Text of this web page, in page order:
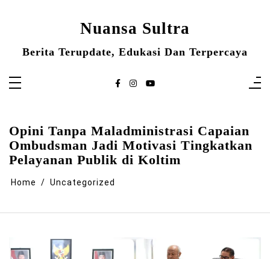
Nuansa Sultra
Berita Terupdate, Edukasi Dan Terpercaya
Opini Tanpa Maladministrasi Capaian
Ombudsman Jadi Motivasi Tingkatkan
Pelayanan Publik di Koltim
Home Uncategorized